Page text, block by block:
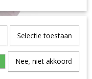
Selectie toestaan
Nee, niet akkoord